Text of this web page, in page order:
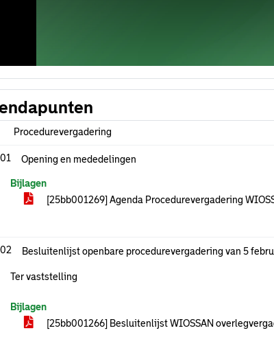
Procedurevergadering
Opening en mededelingen
Bijlagen
[25bb001269] Agenda Procedurevergadering
Besluitenlijst openbare procedurevergadering van 5
Ter vaststelling
Bijlagen
[25bb001266] Besluitenlijst WIOSSAN